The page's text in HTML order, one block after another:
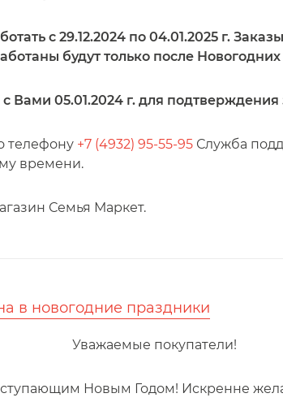
с 29.12.2024 по 04.01.2025 г.
будут только после Новогодних
Вами 05.01.2024 г. для подтверждения
телефону +7 (4932) 95-55-95 Служба
времени.
Семья Маркет.
в новогодние праздники
Уважаемые покупатели!
Новым Годом! Искренне